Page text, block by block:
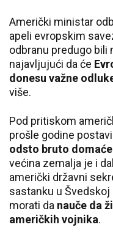
Američki ministar
apeli evropskim
odbranu predugo bili
najavljujući da će
donesu važne
više.
Pod pritiskom
prošle godine
odsto bruto
većina zemalja je i
američki državni
sastanku u Švedskoj
morati da nauče da
američkih vojnika.